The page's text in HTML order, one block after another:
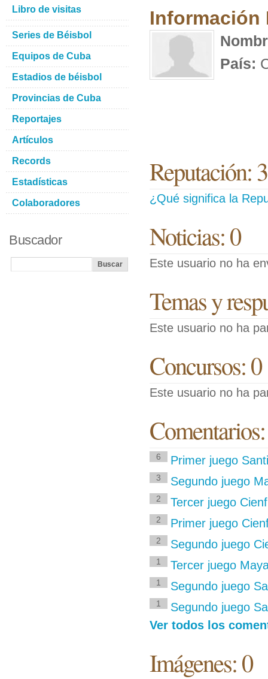
Información
País:
Reputación:
¿Qué significa la
Noticias: 0
Este usuario no ha
Temas y
Este usuario no ha
Concursos: 0
Este usuario no ha
6 Primer juego
3 Segundo juego
2 Tercer juego
2 Primer juego
2 Segundo juego
1 Tercer juego
1 Segundo juego
1
Segundo juego
Ver todos los
Imágenes: 0
Libro de visitas
Series de Béisbol
Equipos de Cuba
Estadios de béisbol
Provincias de Cuba
Reportajes
Artículos
Records
Estadísticas
Colaboradores
Buscador